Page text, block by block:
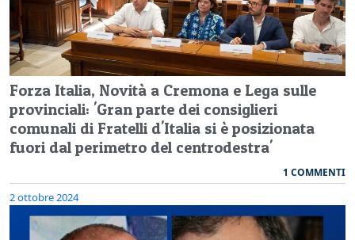
Forza Italia, Novità a Cremona e Lega sulle
provinciali: 'Gran parte dei consiglieri
comunali di Fratelli d'Italia si è posizionata
fuori dal perimetro del centrodestra'
1 COMMENTI
2 ottobre 2024